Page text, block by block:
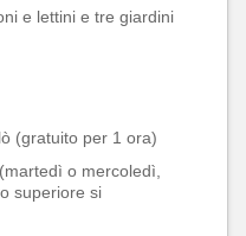
e lettini e tre giardini
(gratuito per 1 ora)
o mercoledì,
superiore si